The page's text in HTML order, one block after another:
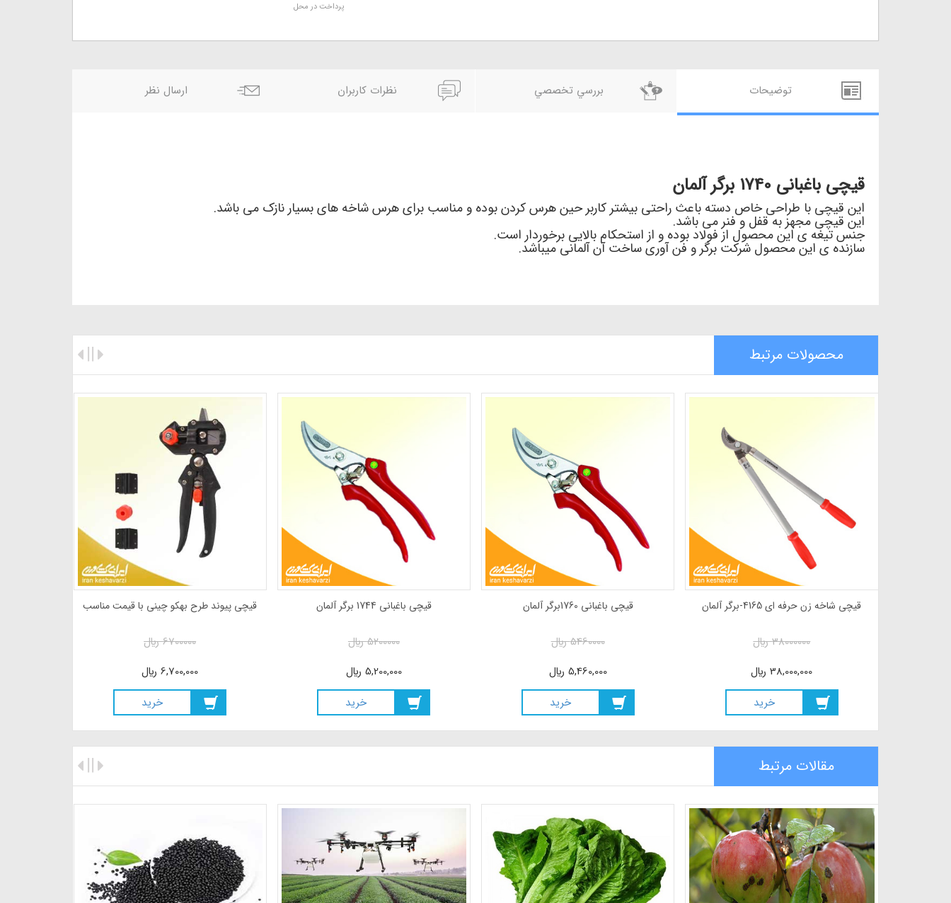
پرداخت در محل
توضيحات بررسي تخصصي نظرات کاربران ارسال نظر
قیچی باغبانی 1740 برگر آلمان
این قیچی با طراحی خاص دسته باعث راحتی بیشتر کاربر حین هرس کردن بوده و مناسب برای هرس شاخه های بسیار نازک می باشد.
این قیچی مجهز به قفل و فنر می باشد.
جنس تیغه ی این محصول از فولاد بوده و از استحکام بالایی برخوردار است.
سازنده ی این محصول شرکت برگر و فن آوری ساخت آن آلمانی میباشد.
محصولات مرتبط
قیچی پیوند طرح بهکو چینی با قیمت مناسب
6700000ريال
6,700,000ريال
خريد
قیچی باغبانی 1744 برگر آلمان
5200000ريال
5,200,000 ريال
خريد
قیچی باغبانی 1760برگر آلمان
5460000ريال
5,460,000 ريال
خريد
قیچی شاخه زن حرفه ای 4165-برگر آلمان
38000000ريال
38,000,000ريال
خريد
مقالات مرتبط